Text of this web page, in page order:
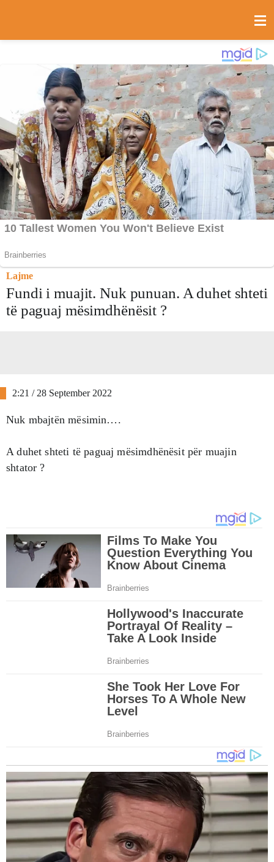
Lajme
Fundi i muajit. Nuk punuan. A duhet shteti
të paguaj mësimdhënësit ?
2:21 / 28 September 2022
Nuk mbajtën mësimin….
A duhet shteti të paguaj mësimdhënësit për muajin
shtator ?